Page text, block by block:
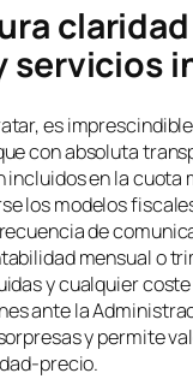
servicios
es
con absoluta
incluidos en la cuota
los modelos
de
mensual o
y cualquier
ante la
y permite
precio.